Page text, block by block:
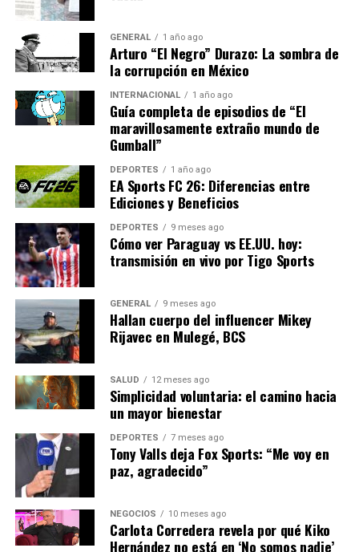
salarios no. Estamos
haciendo malabares para
cubrir todas las
necesidades.”
Medidas del Gobierno y
Perspectivas Futuras
El gobierno español ha anunciado una serie de medidas
para mitigar el impacto del aumento del costo de vida.
Entre ellas se incluyen subsidios para las familias más
afectadas y la regulación de los precios de la energía. Sin
embargo, algunos críticos argumentan que estas
medidas son insuficientes y que se necesita una
estrategia a largo plazo para abordar las causas
subyacentes del problema.
En el ámbito internacional, la situación es similar. La
Unión Europea está trabajando en conjunto para
encontrar soluciones sostenibles que estabilicen los
precios y aseguren el suministro de energía. Sin
embargo, los expertos advierten que los desafíos
actuales podrían persistir en el corto plazo.
En conclusión, el aumento del costo de vida en España
es un problema complejo que requiere una respuesta
multifacética. Mientras las autoridades trabajan en
GENERAL 1 año ago
Arturo “El Negro” Durazo: La sombra de
la corrupción en México
INTERNACIONAL 1 año ago
Guía completa de episodios de “El
maravillosamente extraño mundo de
Gumball”
DEPORTES 1 año ago
EA Sports FC 26: Diferencias entre
Ediciones y Beneficios
DEPORTES 9 meses ago
Cómo ver Paraguay vs EE.UU. hoy:
transmisión en vivo por Tigo Sports
GENERAL 9 meses ago
Hallan cuerpo del influencer Mikey
Rijavec en Mulegé, BCS
SALUD 12 meses ago
Simplicidad voluntaria: el camino hacia
un mayor bienestar
DEPORTES 7 meses ago
Tony Valls deja Fox Sports: “Me voy en
paz, agradecido”
NEGOCIOS 10 meses ago
Carlota Corredera revela por qué Kiko
Hernández no está en ‘No somos nadie’